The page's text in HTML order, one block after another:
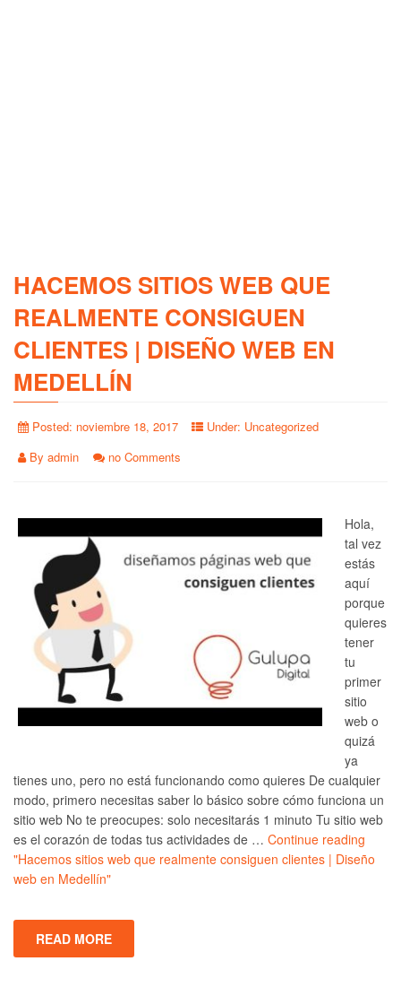
HACEMOS SITIOS WEB QUE
REALMENTE CONSIGUEN
CLIENTES | DISEÑO WEB EN
MEDELLÍN
Posted: noviembre 18, 2017 Under: Uncategorized
By admin no Comments
Hola,
tal vez
estás
aquí
porque
quieres
tener
tu
primer
sitio
web o
quizá
ya
tienes uno, pero no está funcionando como quieres De cualquier
modo, primero necesitas saber lo básico sobre cómo funciona un
sitio web No te preocupes: solo necesitarás 1 minuto Tu sitio web
es el corazón de todas tus actividades de … Continue reading
"Hacemos sitios web que realmente consiguen clientes | Diseño
web en Medellín"
READ MORE